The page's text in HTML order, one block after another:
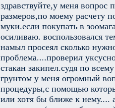
здравствуйте,у меня вопрос
размеров,по моему расчету
муки.если покупать в
осиливаю. воспользовался
намыл просеял сколько
проблема....проверил
стакан закипел.судя по
грунтом у меня огромный
процедуры,с помощью
или хотя бы ближе к нему....